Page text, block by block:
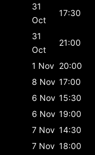
31
Oct
17:30
31
Oct
21:00
1 Nov 20:00
8 Nov 17:00
6 Nov 15:30
6 Nov 19:00
7 Nov 14:30
7 Nov 18:00